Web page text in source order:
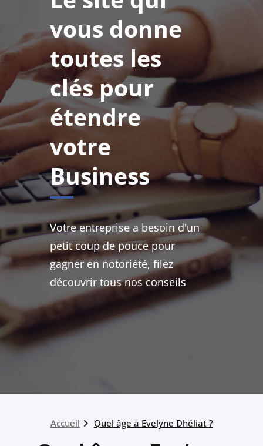
vous donne
toutes les
clés pour
étendre
votre
Business
Votre entreprise a besoin d'un
petit coup de pouce pour
gagner en notoriété, filez
découvrir tous nos conseils
Accueil Quel âge a Evelyne Dhéliat ?